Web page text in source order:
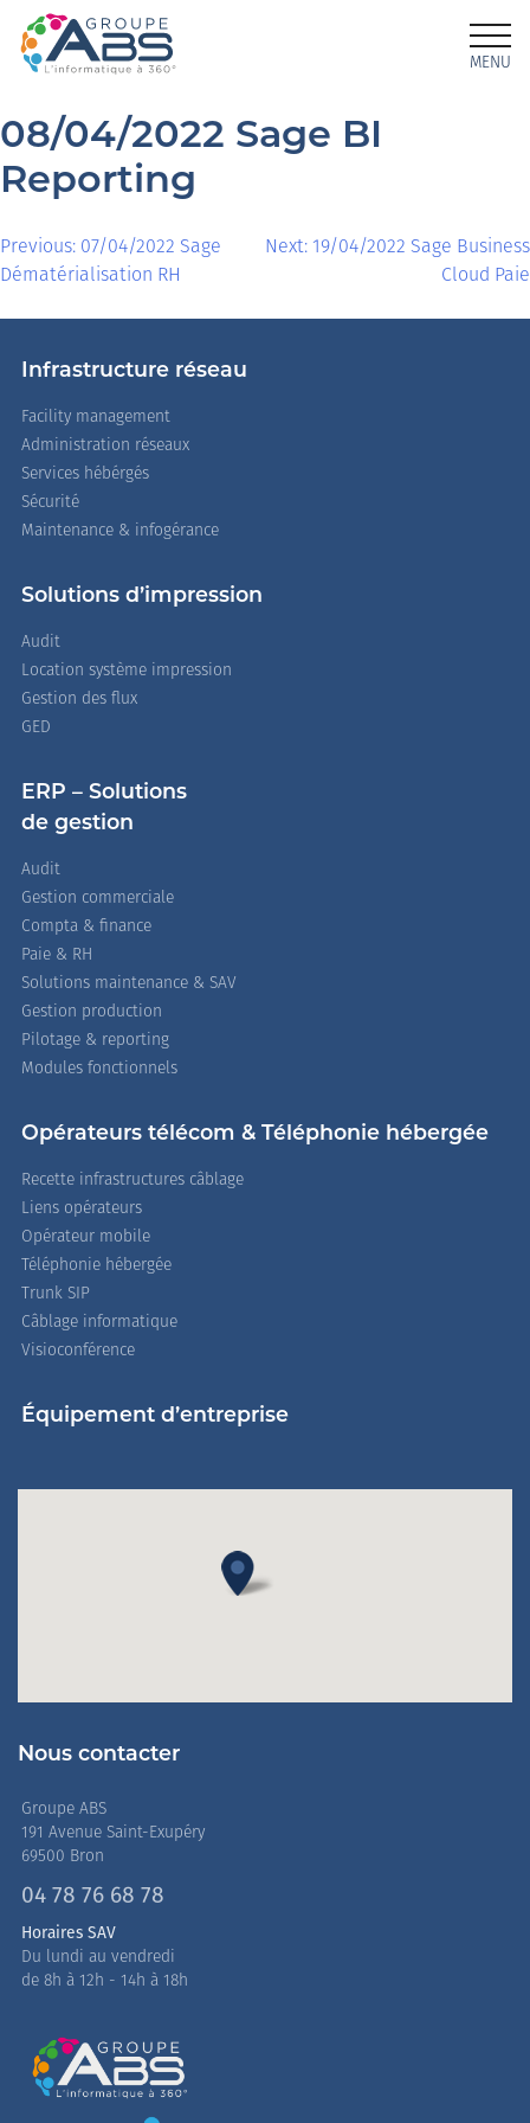
MENU
08/04/2022 Sage BI
Reporting
Previous: 07/04/2022 Sage
Dématérialisation RH
Next: 19/04/2022 Sage Business
Cloud Paie
Infrastructure réseau
Facility management
Administration réseaux
Services hébérgés
Sécurité
Maintenance & infogérance
Solutions d’impression
Audit
Location système impression
Gestion des flux
GED
ERP – Solutions
de gestion
Audit
Gestion commerciale
Compta & finance
Paie & RH
Solutions maintenance & SAV
Gestion production
Pilotage & reporting
Modules fonctionnels
Opérateurs télécom & Téléphonie hébergée
Recette infrastructures câblage
Liens opérateurs
Opérateur mobile
Téléphonie hébergée
Trunk SIP
Câblage informatique
Visioconférence
Équipement d’entreprise
Nous contacter
Groupe ABS
191 Avenue Saint-Exupéry
69500 Bron
04 78 76 68 78
Horaires SAV
Du lundi au vendredi
de 8h à 12h - 14h à 18h